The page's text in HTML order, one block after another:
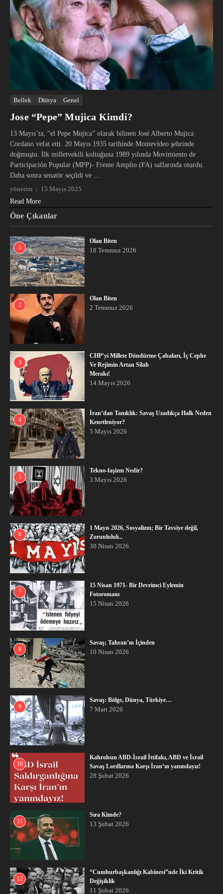
Bellek Dünya Genel
Jose “Pepe” Mujica Kimdi?
13 Mayıs’ta, “el Pepe Mujica” olarak bilinen José Alberto Mujica
Cordano vefat etti. 20 Mayıs 1935 tarihinde Montevideo şehrinde
doğmuştu. İlk milletvekili koltuğuna 1989 yılında Movimiento de
Participación Popular (MPP)- Frente Amplio (FA) saflarında oturdu.
Daha sonra senatör seçildi ve ...
yönetim
15 Mayıs 2025
Read More
Öne Çıkanlar
1
Olan Biten
18 Temmuz 2026
2
Olan Biten
2 Temmuz 2026
3
CHP’yi Millete Döndürme Çabaları, İç Cephe
Ve Rejimin Artan Silah
Merakı!
14 Mayıs 2026
4
İran’dan Tanıklık: Savaş Uzadıkça Halk Neden
Kenetleniyor?
5 Mayıs 2026
5
Tekno-faşizm Nedir?
3 Mayıs 2026
6
1 Mayıs 2026, Sosyalizm; Bir Tavsiye değil,
Zorunluluk..
30 Nisan 2026
7
15 Nisan 1971- Bir Devrimci Eylemin
Fotoromanı
15 Nisan 2026
8
Savaş; Tahran’ın İçinden
10 Nisan 2026
9
Savaş: Bölge, Dünya, Türkiye…
7 Mart 2026
10
Kahrolsun ABD-İsrail İttifakı, ABD ve İsrail
Savaş Lordlarına Karşı İran’ın yanındayız!
28 Şubat 2026
11
Sıra Kimde?
13 Şubat 2026
12
“Cumhurbaşkanlığı Kabinesi”nde İki Kritik
Değişiklik
11 Şubat 2026